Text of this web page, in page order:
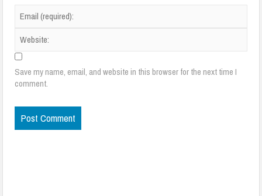
Save my name, email, and website in this browser for the next time I
comment.